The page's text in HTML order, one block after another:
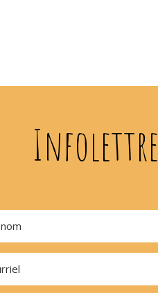
Infolettre